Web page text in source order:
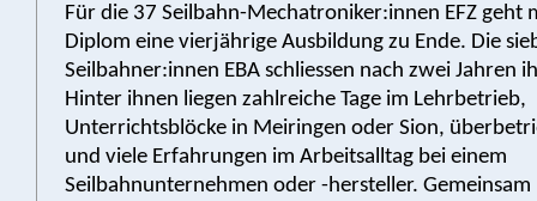
Für die 37 Seilbahn-Mechatroniker:innen EFZ geht
Diplom eine vierjährige Ausbildung zu Ende. Die
Seilbahner:innen EBA schliessen nach zwei Jahren
Hinter ihnen liegen zahlreiche Tage im Lehrbetrieb,
Unterrichtsblöcke in Meiringen oder Sion,
und viele Erfahrungen im Arbeitsalltag bei einem
Seilbahnunternehmen oder -hersteller.